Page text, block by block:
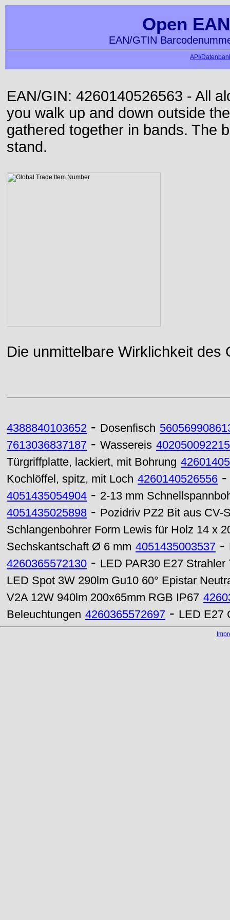
Open
EAN/GTIN
API/
EAN/GIN: 4260140526563 - All
you walk up and down outside
gathered together in bands. The
stand.
Die unmittelbare Wirklichkeit des
4388840103652 - Dosenfisch
7613036837187 - Wassereis
Türgriffplatte, lackiert, mit Bohrung
Kochlöffel, spitz, mit Loch 4260140526556
4051435054904 - 2-13 mm
4051435025898 - Pozidriv PZ2 Bit aus CV-
Schlangenbohrer Form Lewis für Holz 14 x
Sechskantschaft Ø 6 mm 4051435003537 -
4260365572130 - LED PAR30 E27
LED Spot 3W 290lm Gu10 60° Epistar
V2A 12W 940lm 200x65mm RGB IP67
Beleuchtungen 4260365572697 - LED E27